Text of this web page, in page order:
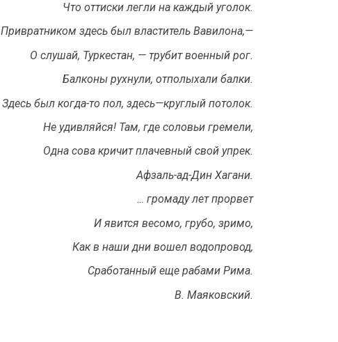
Что оттиски легли на каждый уголок.
Привратником здесь был властитель Вавилона,—
О слушай, Туркестан, — трубит военный рог.
Балконы рухнули, отполыхали балки.
Здесь был когда-то пол, здесь—круглый потолок.
Не удивляйся! Там, где соловьи гремели,
Одна сова кричит плачевный свой упрек.
Афзаль-ад-Дин Хагани.
… громаду лет прорвет
И явится весомо, грубо, зримо,
Как в наши дни вошел водопровод,
Сработанный еще рабами Рима.
В. Маяковский.